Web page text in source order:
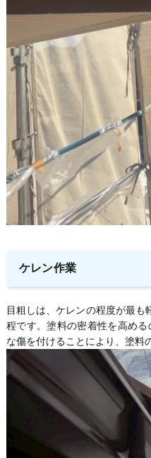
ケレン作業
目粗しは、ケレンの程度が最
程です。塗料の密着性を高め
な傷を付けることにより、塗料